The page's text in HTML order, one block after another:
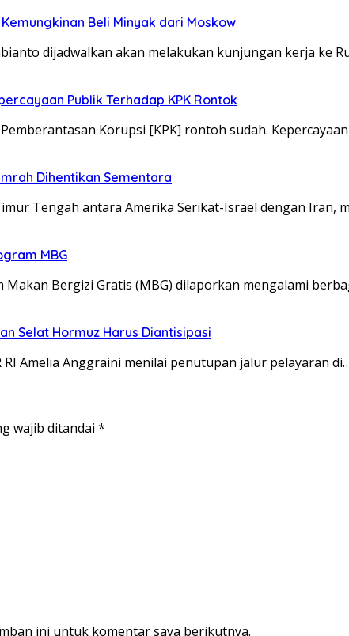
Beli Minyak dari Moskow
dijadwalkan akan melakukan kunjungan kerja ke
Publik Terhadap KPK Rontok
Pemberantasan Korupsi [KPK] rontoh sudah.
Dihentikan Sementara
Tengah antara Amerika Serikat-Israel dengan Iran,
MBG
Makan Bergizi Gratis (MBG) dilaporkan mengalami
Selat Hormuz Harus Diantisipasi
RI Amelia Anggraini menilai penutupan jalur pelayaran
wajib ditandai *
ini untuk komentar saya berikutnya.